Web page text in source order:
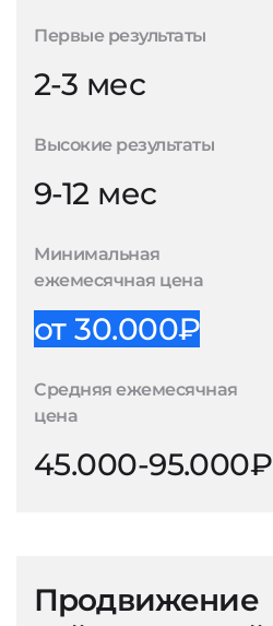
Первые результаты
2-3 мес
Высокие результаты
9-12 мес
Минимальная
ежемесячная цена
от 30.000₽
Средняя ежемесячная
цена
45.000-95.000₽
Продвижение